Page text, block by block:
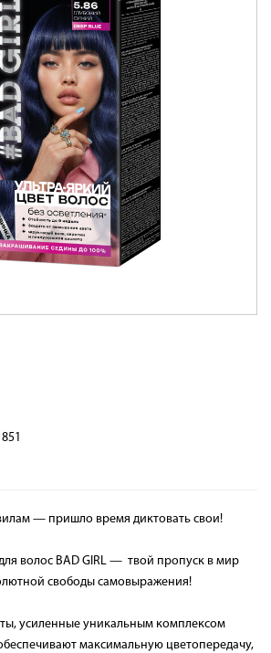
— пришло время диктовать свои!
волос BAD GIRL — твой пропуск в мир
свободы самовыражения!
усиленные уникальным комплексом
максимальную цветопередачу,